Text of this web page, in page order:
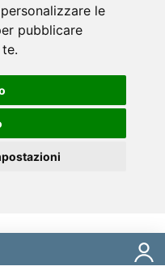
le
pubblicare
te.